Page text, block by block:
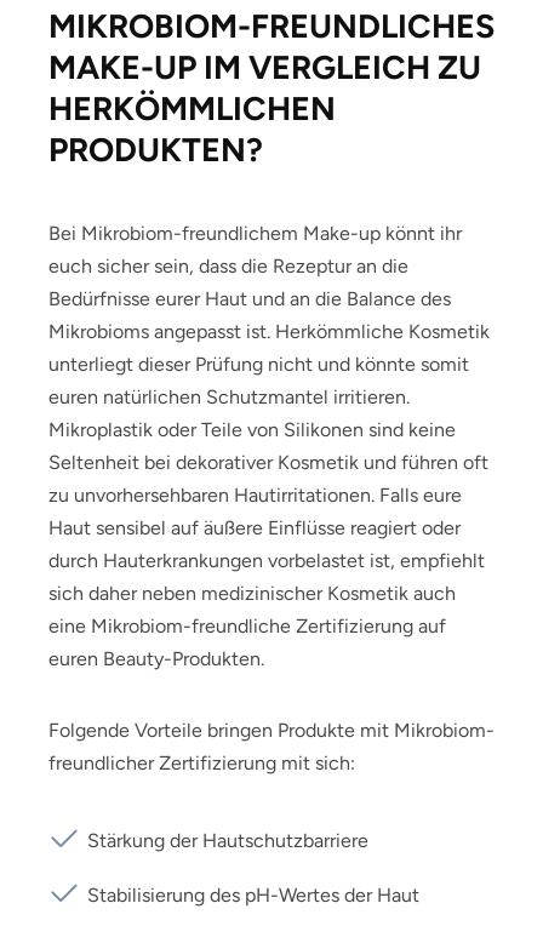
MIKROBIOM-FREUNDLICHES
MAKE-UP IM VERGLEICH ZU
HERKÖMMLICHEN
PRODUKTEN?
Bei Mikrobiom-freundlichem Make-up könnt ihr
euch sicher sein, dass die Rezeptur an die
Bedürfnisse eurer Haut und an die Balance des
Mikrobioms angepasst ist. Herkömmliche Kosmetik
unterliegt dieser Prüfung nicht und könnte somit
euren natürlichen Schutzmantel irritieren.
Mikroplastik oder Teile von Silikonen sind keine
Seltenheit bei dekorativer Kosmetik und führen oft
zu unvorhersehbaren Hautirritationen. Falls eure
Haut sensibel auf äußere Einflüsse reagiert oder
durch Hauterkrankungen vorbelastet ist, empfiehlt
sich daher neben medizinischer Kosmetik auch
eine Mikrobiom-freundliche Zertifizierung auf
euren Beauty-Produkten.
Folgende Vorteile bringen Produkte mit Mikrobiom-
freundlicher Zertifizierung mit sich:
Stärkung der Hautschutzbarriere
Stabilisierung des pH-Wertes der Haut